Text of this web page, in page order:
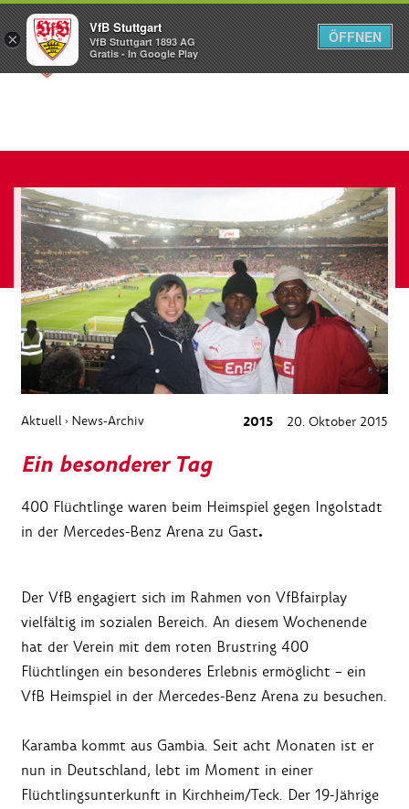
Menü
Aktuell › News-Archiv 2015 20. Oktober 2015
Ein besonderer Tag
400 Flüchtlinge waren beim Heimspiel gegen Ingolstadt
in der Mercedes-Benz Arena zu Gast.
Der VfB engagiert sich im Rahmen von VfBfairplay
vielfältig im sozialen Bereich. An diesem Wochenende
hat der Verein mit dem roten Brustring 400
Flüchtlingen ein besonderes Erlebnis ermöglicht – ein
VfB Heimspiel in der Mercedes-Benz Arena zu besuchen.
Karamba kommt aus Gambia. Seit acht Monaten ist er
nun in Deutschland, lebt im Moment in einer
Flüchtlingsunterkunft in Kirchheim/Teck. Der 19-Jährige
×
VfB Stuttgart
VfB Stuttgart 1893 AG
Gratis - In Google Play
ÖFFNEN